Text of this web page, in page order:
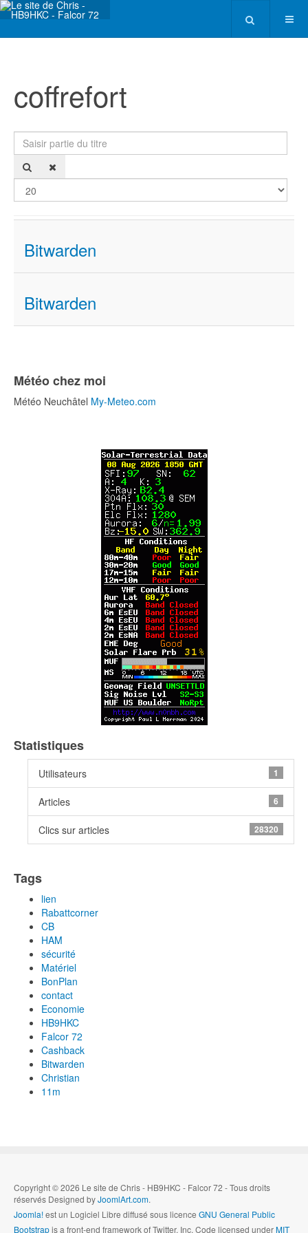
coffrefort
Saisir partie du titre
Bitwarden
Bitwarden
Météo chez moi
Météo Neuchâtel My-Meteo.com
Statistiques
Utilisateurs 1
Articles 6
Clics sur articles 28320
Tags
lien
Rabattcorner
CB
HAM
sécurité
Matériel
BonPlan
contact
Economie
HB9HKC
Falcor 72
Cashback
Bitwarden
Christian
11m
Copyright © 2026 Le site de Chris - HB9HKC - Falcor 72 - Tous droits
réservés Designed byJoomlArt.com.
Joomla!est un Logiciel Libre diffusé sous licence GNU General Public
Bootstrapis a front-end framework of Twitter, Inc. Code licensed underMIT